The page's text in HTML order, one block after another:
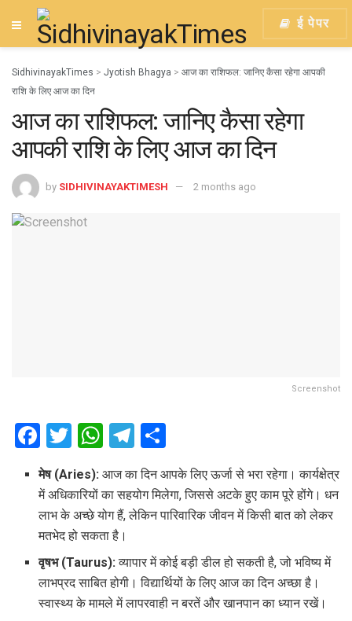
ई पेपर
SidhivinayakTimes > Jyotish Bhagya > आज का राशिफल: जानिए कैसा रहेगा आपकी
राशि के लिए आज का दिन
आज का राशिफल: जानिए कैसा रहेगा
आपकी राशि के लिए आज का दिन
by SIDHIVINAYAKTIMESH 2 months ago
Screenshot
F
a
ce
b
o
o
k
T
wi
tt
er
W
at
s
A
p
p
T
el
e
gr
m
ar
e
मेष (Aries): आज का दिन आपके लिए ऊर्जा से भरा रहेगा। कार्यक्षेत्र
में अधिकारियों का सहयोग मिलेगा, जिससे अटके हुए काम पूरे होंगे। धन
लाभ के अच्छे योग हैं, लेकिन पारिवारिक जीवन में किसी बात को लेकर
मतभेद हो सकता है।
वृषभ (Taurus): व्यापार में कोई बड़ी डील हो सकती है, जो भविष्य में
लाभप्रद साबित होगी। विद्यार्थियों के लिए आज का दिन अच्छा है।
स्वास्थ्य के मामले में लापरवाही न बरतें और खानपान का ध्यान रखें।